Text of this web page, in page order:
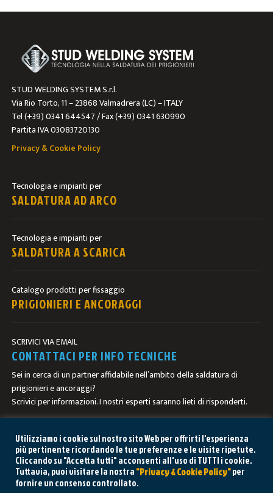
STUD WELDING SYSTEM S.r.l.
Via Rio Torto, 11 – 23868 Valmadrera (LC) – ITALY
Tel (+39) 0341 644547 / Fax (+39) 0341 630990
Partita IVA 03083720130
Privacy & Cookie Policy
Tecnologia e impianti per
SALDATURA AD ARCO
Tecnologia e impianti per
SALDATURA A SCARICA
Catalogo prodotti per fissaggio
PRIGIONIERI E ANCORAGGI
SCRIVICI VIA EMAIL
CONTATTACI PER INFO TECNICHE
Sei in cerca di un partner affidabile nell’ambito della saldatura di
prigionieri e ancoraggi?
Scrivici per informazioni. I nostri esperti saranno lieti di risponderti.
Utilizziamo i cookie sul nostro sito Web per offrirti l'esperienza
più pertinente ricordando le tue preferenze e le visite ripetute.
Cliccando su "Accetta tutti" acconsenti all'uso di TUTTI i cookie.
Tuttavia, puoi visitare la nostra"Privacy & Cookie Policy"per
fornire un consenso controllato.